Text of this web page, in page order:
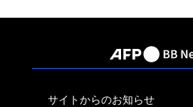
サイトからのお知らせ